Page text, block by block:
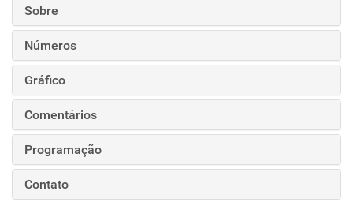
Sobre
Números
Gráfico
Comentários
Programação
Contato